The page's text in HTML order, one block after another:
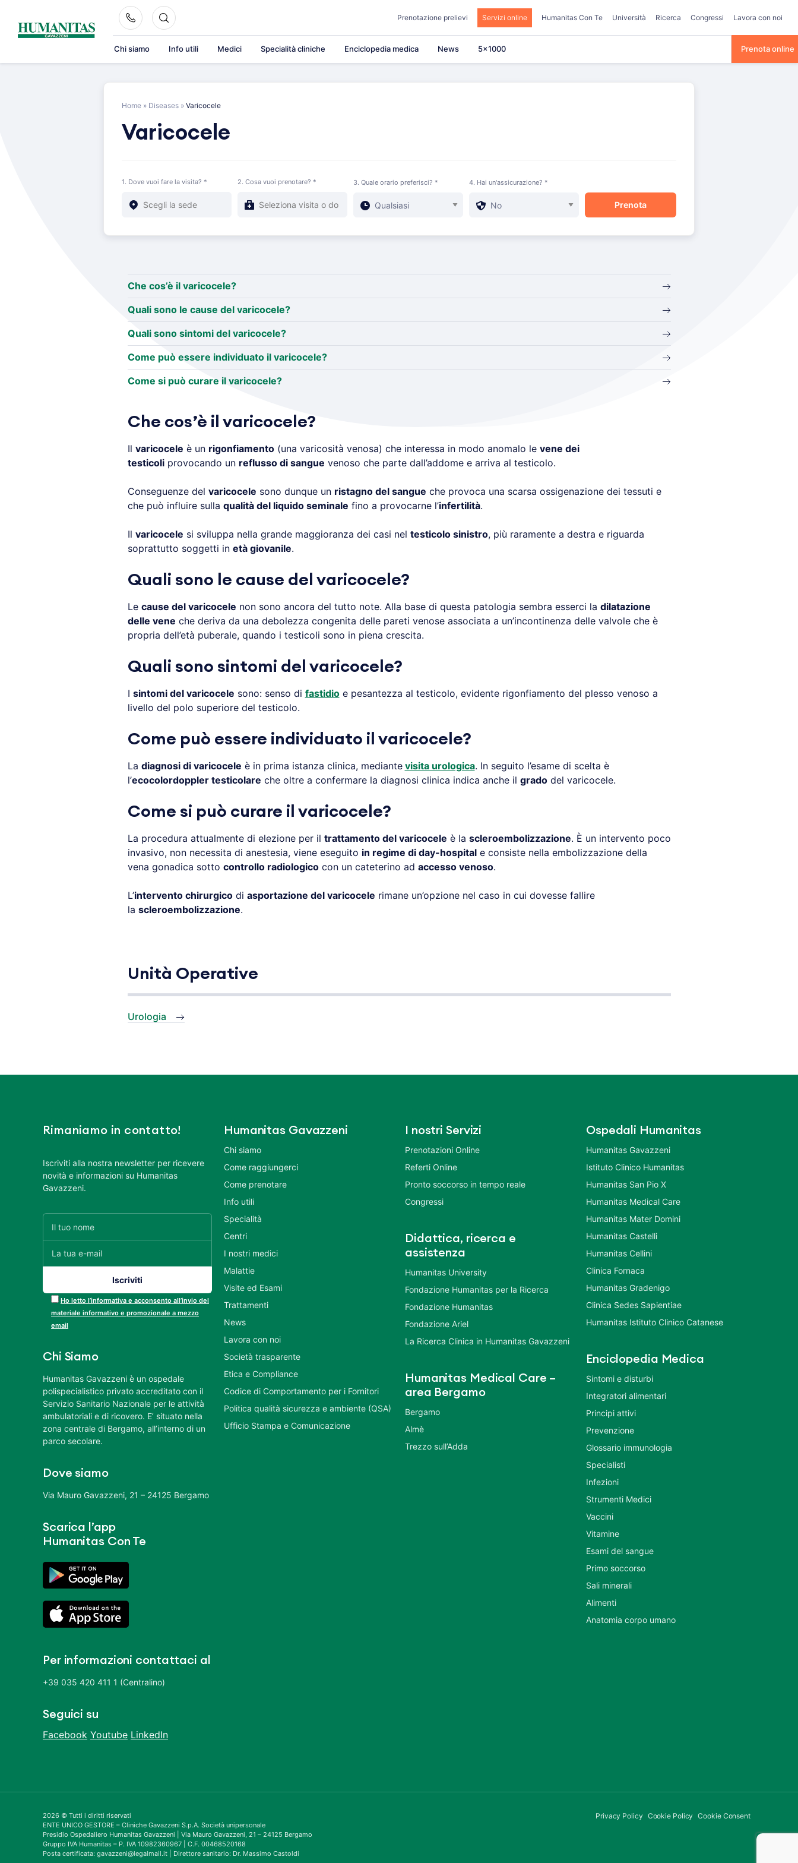
content
Prenotazione prelievi Servizi online Humanitas Con Te Università Ricerca Congressi Lavora con noi
Chi siamo Info utili Medici Specialità cliniche Enciclopedia medica News 5×1000 Prenota online
Home » Diseases » Varicocele
Varicocele
1. Dove vuoi fare la visita? * 2. Cosa vuoi prenotare? * 3. Quale orario preferisci? * 4. Hai un'assicurazione? *
Che cos’è il varicocele?
Quali sono le cause del varicocele?
Quali sono sintomi del varicocele?
Come può essere individuato il varicocele?
Come si può curare il varicocele?
Che cos’è il varicocele?
Il varicocele è un rigonfiamento(una varicosità venosa) che interessa in modo anomalo le vene dei
testicoliprovocando un reflusso di sangue venoso che parte dall’addome e arriva al testicolo.
Conseguenze del varicocele sono dunque un ristagno del sangue che provoca una scarsa ossigenazione dei tessuti e
che può influire sulla qualità del liquido seminale fino a provocarne l’infertilità.
Il varicocele si sviluppa nella grande maggioranza dei casi nel testicolo sinistro, più raramente a destra e riguarda
soprattutto soggetti in età giovanile.
Quali sono le cause del varicocele?
Le cause del varicocele non sono ancora del tutto note. Alla base di questa patologia sembra esserci la dilatazione
delle vene che deriva da una debolezza congenita delle pareti venose associata a un’incontinenza delle valvole che è
propria dell’età puberale, quando i testicoli sono in piena crescita.
Quali sono sintomi del varicocele?
I sintomi del varicocele sono: senso di fastidioe pesantezza al testicolo, evidente rigonfiamento del plesso venoso a
livello del polo superiore del testicolo.
Come può essere individuato il varicocele?
La diagnosi di varicocele è in prima istanza clinica, mediante visita urologica. In seguito l’esame di scelta è
l’ecocolordoppler testicolare che oltre a confermare la diagnosi clinica indica anche il gradodel varicocele.
Come si può curare il varicocele?
La procedura attualmente di elezione per il trattamento del varicocele è la scleroembolizzazione. È un intervento poco
invasivo, non necessita di anestesia, viene eseguito in regime di day-hospitale consiste nella embolizzazione della
vena gonadica sotto controllo radiologicocon un cateterino ad accesso venoso.
L’intervento chirurgicodi asportazione del varicocele rimane un’opzione nel caso in cui dovesse fallire
la scleroembolizzazione.
Unità Operative
Urologia
Rimaniamo in contatto!
Iscriviti alla nostra newsletter per ricevere
novità e informazioni su Humanitas
Gavazzeni.
Ho letto l’informativa e acconsento all’invio del
materiale informativo e promozionale a mezzo
email
Chi Siamo
Humanitas Gavazzeni è un ospedale
polispecialistico privato accreditato con il
Servizio Sanitario Nazionale per le attività
ambulatoriali e di ricovero. E’ situato nella
zona centrale di Bergamo, all’interno di un
parco secolare.
Dove siamo
Via Mauro Gavazzeni, 21 – 24125 Bergamo
Scarica l’app
Humanitas Con Te
Per informazioni contattaci al
+39 035 420 411 1 (Centralino)
Seguici su
Facebook Youtube LinkedIn
Humanitas Gavazzeni
Chi siamo
Come raggiungerci
Come prenotare
Info utili
Specialità
Centri
I nostri medici
Malattie
Visite ed Esami
Trattamenti
News
Lavora con noi
Società trasparente
Etica e Compliance
Codice di Comportamento per i Fornitori
Politica qualità sicurezza e ambiente (QSA)
Ufficio Stampa e Comunicazione
I nostri Servizi
Prenotazioni Online
Referti Online
Pronto soccorso in tempo reale
Congressi
Didattica, ricerca e
assistenza
Humanitas University
Fondazione Humanitas per la Ricerca
Fondazione Humanitas
Fondazione Ariel
La Ricerca Clinica in Humanitas Gavazzeni
Humanitas Medical Care –
area Bergamo
Bergamo
Almè
Trezzo sull’Adda
Ospedali Humanitas
Humanitas Gavazzeni
Istituto Clinico Humanitas
Humanitas San Pio X
Humanitas Medical Care
Humanitas Mater Domini
Humanitas Castelli
Humanitas Cellini
Clinica Fornaca
Humanitas Gradenigo
Clinica Sedes Sapientiae
Humanitas Istituto Clinico Catanese
Enciclopedia Medica
Sintomi e disturbi
Integratori alimentari
Principi attivi
Prevenzione
Glossario immunologia
Specialisti
Infezioni
Strumenti Medici
Vaccini
Vitamine
Esami del sangue
Primo soccorso
Sali minerali
Alimenti
Anatomia corpo umano
2026 © Tutti i diritti riservati
ENTE UNICO GESTORE – Cliniche Gavazzeni S.p.A. Società unipersonale
Presidio Ospedaliero Humanitas Gavazzeni | Via Mauro Gavazzeni, 21 – 24125 Bergamo
Gruppo IVA Humanitas – P. IVA 10982360967 | C.F. 00468520168
Posta certificata: gavazzeni@legalmail.it | Direttore sanitario: Dr. Massimo Castoldi
Privacy Policy Cookie Policy Cookie Consent